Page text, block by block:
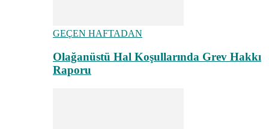
GEÇEN HAFTADAN
Olağanüstü Hal Koşullarında Grev Hakkı
Raporu